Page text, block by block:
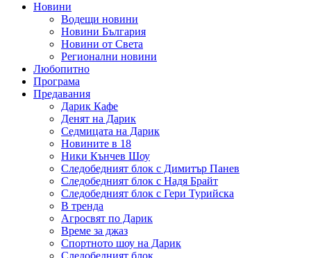
Новини
Водещи новини
Новини България
Новини от Света
Регионални новини
Любопитно
Програма
Предавания
Дарик Кафе
Денят на Дарик
Седмицата на Дарик
Новините в 18
Ники Кънчев Шоу
Следобедният блок с Димитър Панев
Следобедният блок с Надя Брайт
Следобедният блок с Гери Турийска
В тренда
Агросвят по Дарик
Време за джаз
Спортното шоу на Дарик
Следобедният блок